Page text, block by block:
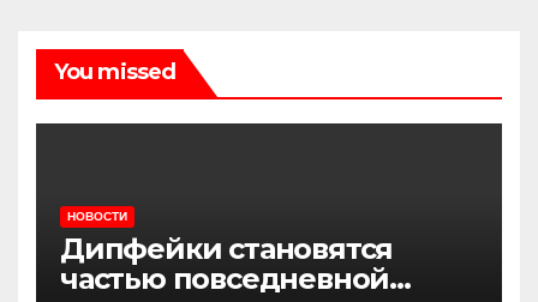
You missed
НОВОСТИ
Дипфейки становятся
частью повседневной